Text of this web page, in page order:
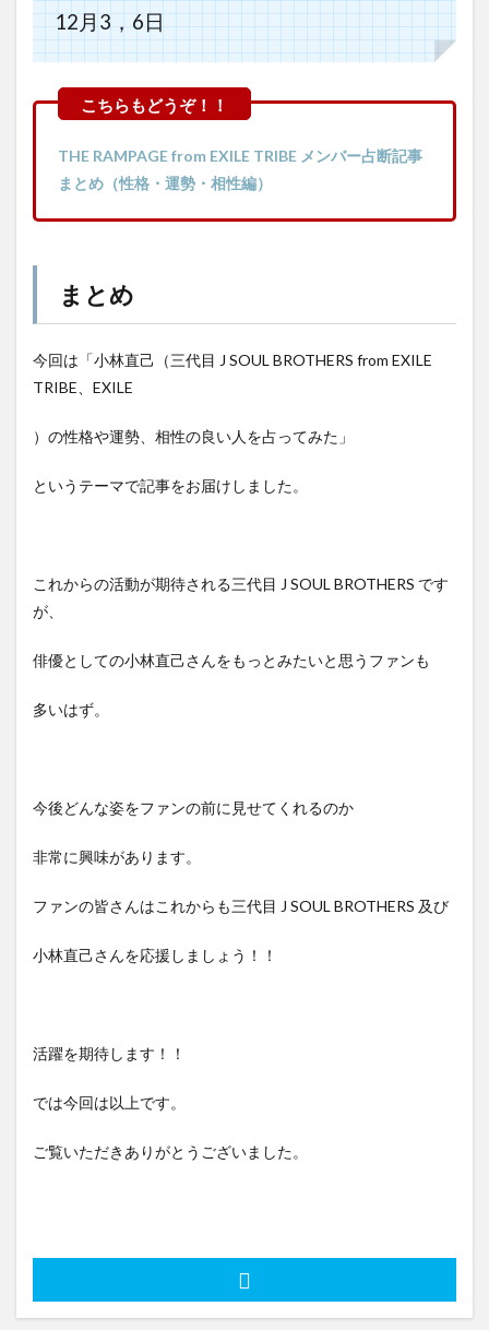
12月3，6日
THE RAMPAGE from EXILE TRIBE メンバー占断記事
まとめ（性格・運勢・相性編）
まとめ
今回は「小林直己（三代目 J SOUL BROTHERS from EXILE
TRIBE、EXILE
）の性格や運勢、相性の良い人を占ってみた」
というテーマで記事をお届けしました。
これからの活動が期待される三代目 J SOUL BROTHERS です
が、
俳優としての小林直己さんをもっとみたいと思うファンも
多いはず。
今後どんな姿をファンの前に見せてくれるのか
非常に興味があります。
ファンの皆さんはこれからも三代目 J SOUL BROTHERS 及び
小林直己さんを応援しましょう！！
活躍を期待します！！
では今回は以上です。
ご覧いただきありがとうございました。